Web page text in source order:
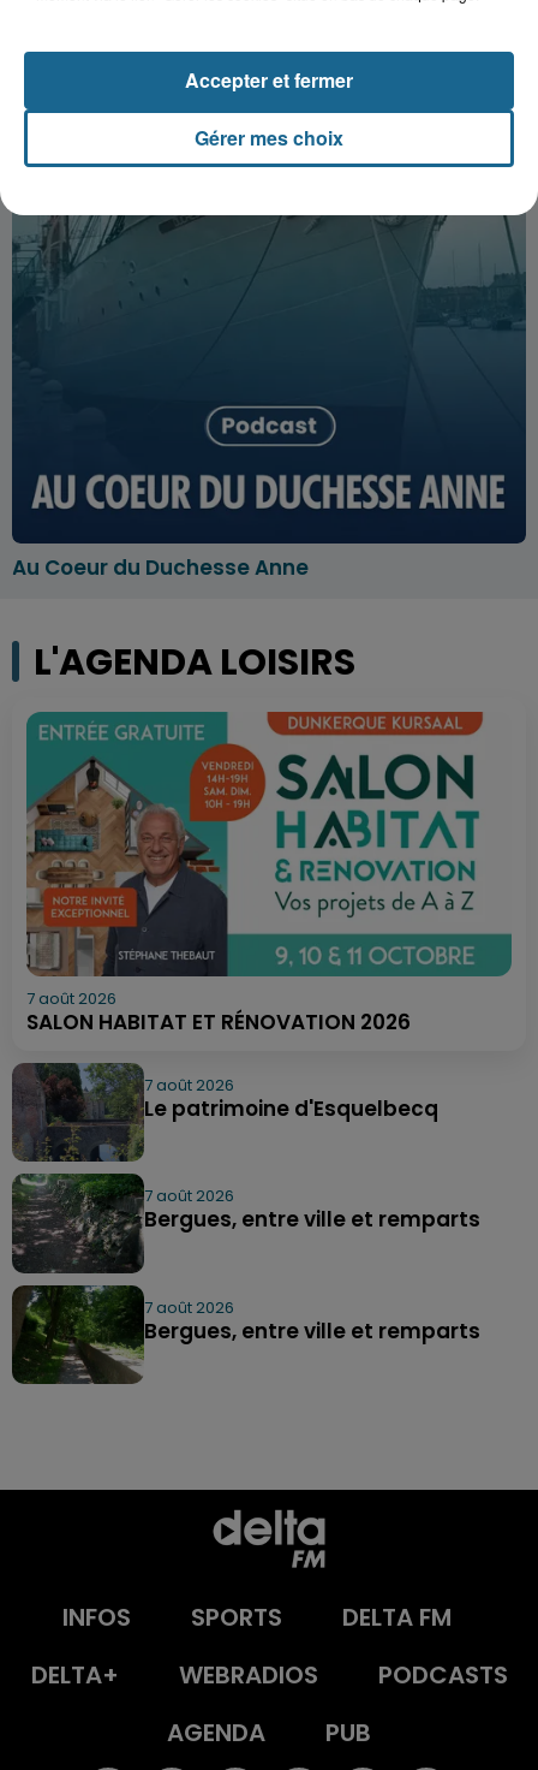
Au Coeur du Duchesse Anne
L'AGENDA LOISIRS
7 août 2026
SALON HABITAT ET RÉNOVATION 2026
7 août 2026
Le patrimoine d'Esquelbecq
7 août 2026
Bergues, entre ville et remparts
7 août 2026
Bergues, entre ville et remparts
INFOS SPORTS
DELTA FM
DELTA+
WEBRADIOS
PODCASTS
AGENDA
PUB
Gérer mes choix
Accepter et fermer